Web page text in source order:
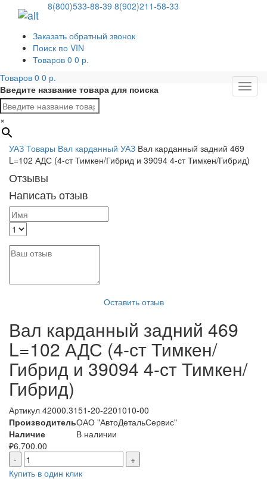
8(800)533-88-39 8(902)211-58-33
Заказать обратный звонок
Поиск по VIN
Товаров 0 0 р.
Меню
Товаров 0 0 р.
Введите название товара для поиска
×
УАЗ Товары Вал карданный УАЗ Вал карданный задний 469
L=102 АДС (4-ст Тимкен/Гибрид и 39094 4-ст Тимкен/Гибрид)
Отзывы
Написать отзыв
Оставить отзыв
Вал карданный задний 469
L=102 АДС (4-ст Тимкен/
Гибрид и 39094 4-ст Тимкен/
Гибрид)
Артикул 42000.3151-20-2201010-00
ПроизводительОАО "АвтоДетальСервис"
Наличие
В наличии
₽6,700.00
-
+
Купить в один клик